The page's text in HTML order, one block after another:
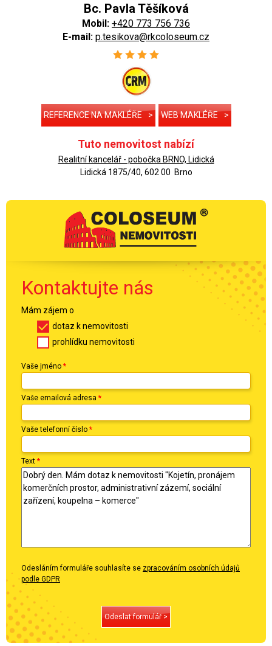
Bc. Pavla Těšíková
Mobil: +420 773 756 736
E-mail: p.tesikova@rkcoloseum.cz
REFERENCE NA MAKLÉŘE > WEB MAKLÉŘE >
Tuto nemovitost nabízí
Realitní kancelář - pobočka BRNO, Lidická
Lidická 1875/40, 602 00 Brno
Kontaktujte nás
Mám zájem o
dotaz k nemovitosti
prohlídku nemovitosti
Vaše jméno *
Vaše emailová adresa *
Vaše telefonní číslo *
Text *
Odesláním formuláře souhlasíte se zpracováním osobních údajů
podle GDPR
Odeslat formulář >